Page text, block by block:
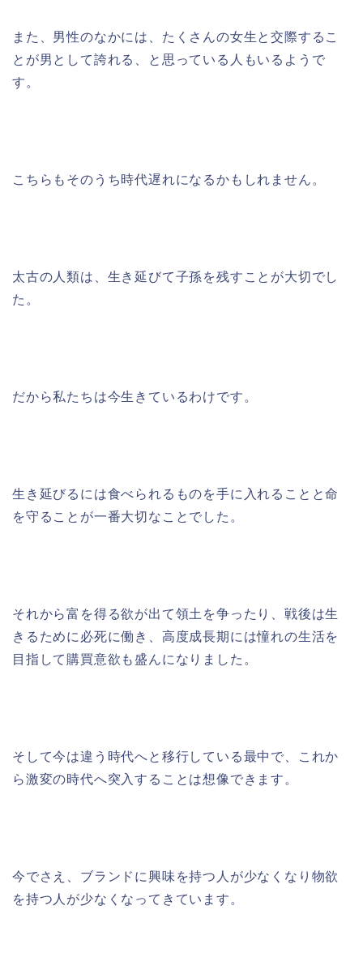
また、男性のなかには、たくさんの女生と交際するこ
とが男として誇れる、と思っている人もいるようで
す。
こちらもそのうち時代遅れになるかもしれません。
太古の人類は、生き延びて子孫を残すことが大切でし
た。
だから私たちは今生きているわけです。
生き延びるには食べられるものを手に入れることと命
を守ることが一番大切なことでした。
それから富を得る欲が出て領土を争ったり、戦後は生
きるために必死に働き、高度成長期には憧れの生活を
目指して購買意欲も盛んになりました。
そして今は違う時代へと移行している最中で、これか
ら激変の時代へ突入することは想像できます。
今でさえ、ブランドに興味を持つ人が少なくなり物欲
を持つ人が少なくなってきています。